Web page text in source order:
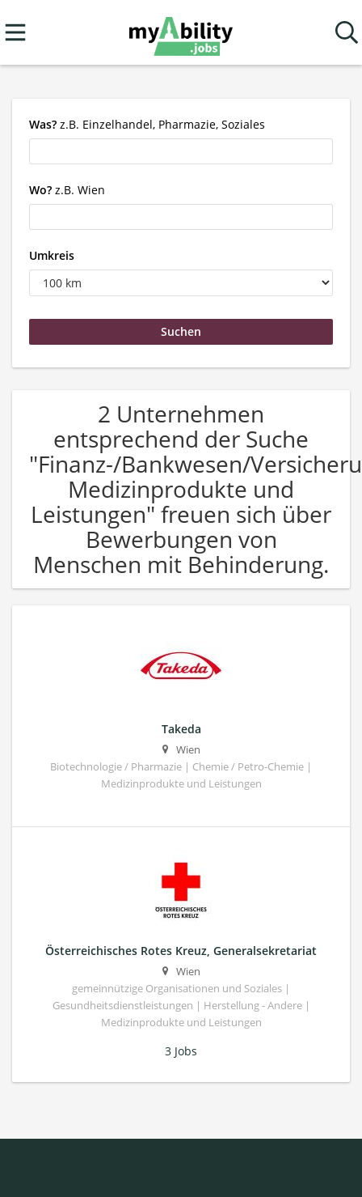
Was? z.B. Einzelhandel, Pharmazie, Soziales
Wo? z.B. Wien
Umkreis
2 Unternehmen
entsprechend der Suche
"Finanz-/Bankwesen/
Medizinprodukte und
Leistungen" freuen sich über
Bewerbungen von
Menschen mit Behinderung.
Takeda
Wien
Biotechnologie / Pharmazie | Chemie / Petro-Chemie |
Medizinprodukte und Leistungen
Österreichisches Rotes Kreuz, Generalsekretariat
Wien
gemeinnützige Organisationen und Soziales |
Gesundheitsdienstleistungen | Herstellung - Andere |
Medizinprodukte und Leistungen
3 Jobs